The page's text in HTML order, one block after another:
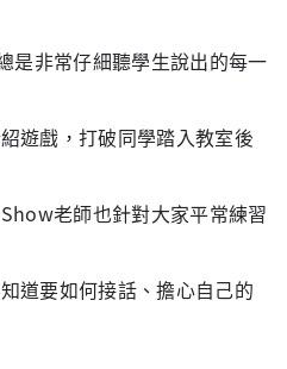
是非常仔細聽學生說出的每一
遊戲，打破同學踏入教室後
老師也針對大家平常練習
道要如何接話、擔心自己的